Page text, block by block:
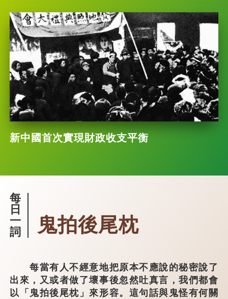
新中國首次實現財政收支平衡
每
日
一
詞
鬼拍後尾枕
每當有人不經意地把原本不應說的秘密說了
出來，又或者做了壞事後忽然吐真言，我們都會
以「鬼拍後尾枕」來形容。這句話與鬼怪有何關